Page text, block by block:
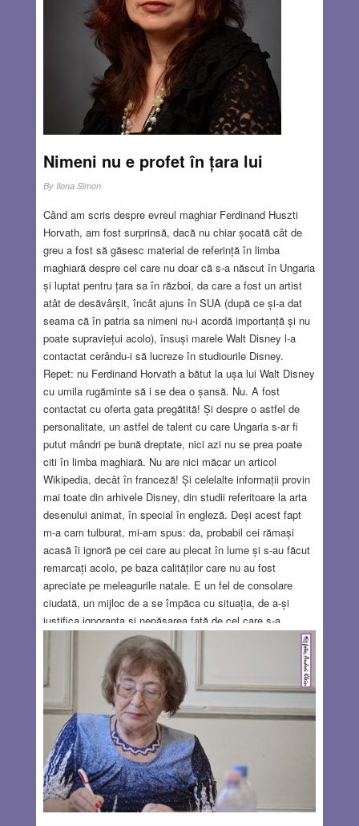
JUL 25, 2024 8 COMMENTS
Nimeni nu e profet în țara lui
By Ilona Simon
Când am scris despre evreul maghiar Ferdinand Huszti
Horvath, am fost surprinsă, dacă nu chiar șocată cât de
greu a fost să găsesc material de referință în limba
maghiară despre cel care nu doar că s-a născut în Ungaria
și luptat pentru țara sa în război, da care a fost un artist
atât de desăvârșit, încât ajuns în SUA (după ce și-a dat
seama că în patria sa nimeni nu-i acordă importanță și nu
poate supraviețui acolo), însuși marele Walt Disney l-a
contactat cerându-i să lucreze în studiourile Disney.
Repet: nu Ferdinand Horvath a bătut la ușa lui Walt Disney
cu umila rugăminte să i se dea o șansă. Nu. A fost
contactat cu oferta gata pregătită! Și despre o astfel de
personalitate, un astfel de talent cu care Ungaria s-ar fi
putut mândri pe bună dreptate, nici azi nu se prea poate
citi în limba maghiară. Nu are nici măcar un articol
Wikipedia, decât în franceză! Și celelalte informații provin
mai toate din arhivele Disney, din studii referitoare la arta
desenului animat, în special în engleză. Deși acest fapt
m-a cam tulburat, mi-am spus: da, probabil cei rămași
acasă îi ignoră pe cei care au plecat în lume și s-au făcut
remarcați acolo, pe baza calităților care nu au fost
apreciate pe meleagurile natale. E un fel de consolare
ciudată, un mijloc de a se împăca cu situația, de a-și
justifica ignoranța și nepăsarea față de cel care s-a
dovedit o valoare inestimabilă pentru omenire – altundeva.
Este un mod de a-și spune: simțeam eu că ne va trăda,
că ne va părăsi în cele din urmă! De aceea nu i-am
acordat importanță! Dar acum nu-mi mai pot ascunde
tristețea. Noi, cei din Bazinul Carpaților (și nu doar
maghiarii, după cum veți vedea din exemplele aduse) chiar
nu știm să-i prețuim pe cei care ne îmbogățesc viața,
indiferent dacă aceștia pleacă sau nu în lume. Și mai
surprinzător este că cei din alte țări știu uneori mai mult
despre talentele de la noi, inclusiv despre cei care NU au
emigrat, decât conaționalii lor…
Read more…